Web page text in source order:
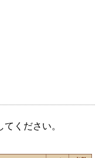
ください。